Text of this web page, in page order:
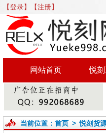
【登录】 【注册】
网站首页 悦
当前位置： 首页>悦刻货